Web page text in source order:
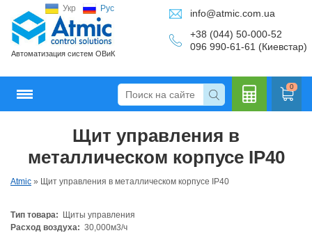
Укр Рус
Автоматизация систем ОВиК
info@atmic.com.ua
+38 (044) 50-000-52
096 990-61-61 (Киевстар)
0
Щит управления в
металлическом корпусе IP40
Atmic » Щит управления в металлическом корпусе IP40
Тип товара:
Щиты управления
Расход воздуха: 30,000м3/ч